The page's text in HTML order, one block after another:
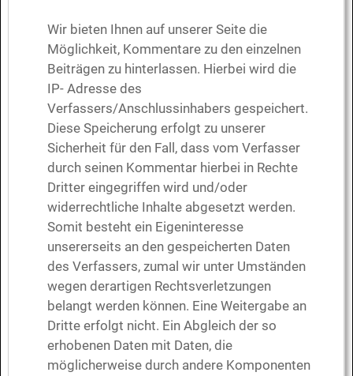
Wir bieten Ihnen auf unserer Seite die
Möglichkeit, Kommentare zu den einzelnen
Beiträgen zu hinterlassen. Hierbei wird die
IP- Adresse des
Verfassers/Anschlussinhabers gespeichert.
Diese Speicherung erfolgt zu unserer
Sicherheit für den Fall, dass vom Verfasser
durch seinen Kommentar hierbei in Rechte
Dritter eingegriffen wird und/oder
widerrechtliche Inhalte abgesetzt werden.
Somit besteht ein Eigeninteresse
unsererseits an den gespeicherten Daten
des Verfassers, zumal wir unter Umständen
wegen derartigen Rechtsverletzungen
belangt werden können. Eine Weitergabe an
Dritte erfolgt nicht. Ein Abgleich der so
erhobenen Daten mit Daten, die
möglicherweise durch andere Komponenten